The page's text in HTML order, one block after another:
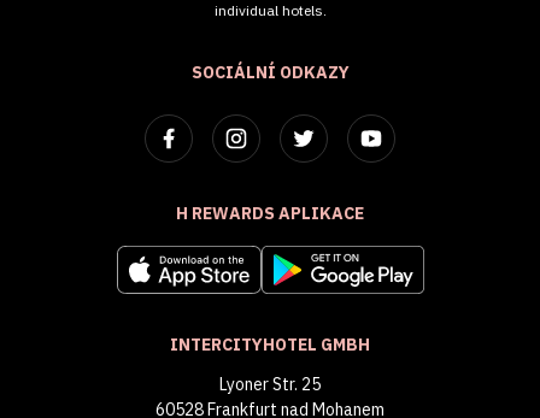
SOCIÁLNÍ ODKAZY
H REWARDS APLIKACE
INTERCITYHOTEL GMBH
Lyoner Str. 25
60528 Frankfurt nad Mohanem
individual hotels.